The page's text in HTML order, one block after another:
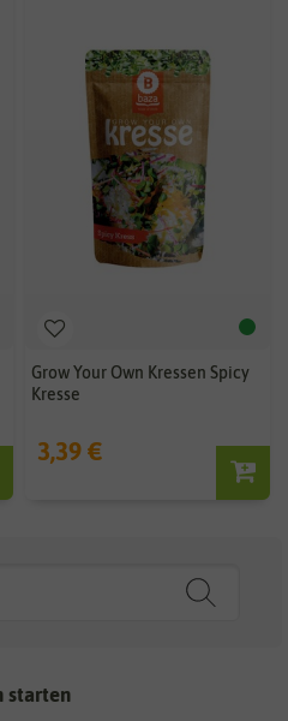
Grow Your Own Kressen Spicy
Kresse
3,39 €
starten